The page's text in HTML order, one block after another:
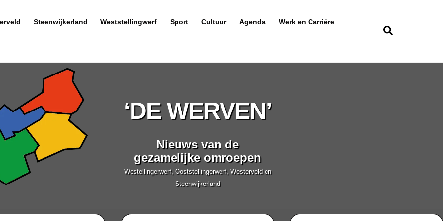
Steenwijkerland Weststellingwerf Sport Cultuur Agenda Werk en Carriére
‘DE WERVEN’
Nieuws van de
gezamelijke omroepen
Westellingerwerf, Ooststellingerwerf, Westerveld en
Steenwijkerland